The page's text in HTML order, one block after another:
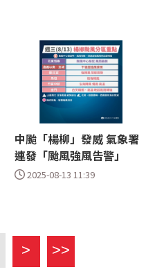
中颱「楊柳」發威 氣象署
連發「颱風強風告警」
2025-08-13 11:39
> >>